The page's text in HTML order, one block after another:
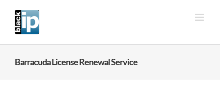
naar
inhoud
Barracuda License Renewal Service